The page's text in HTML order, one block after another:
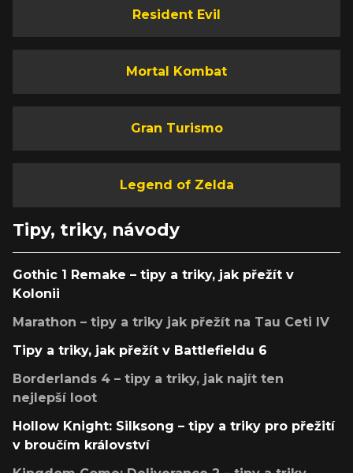
Resident Evil
Mortal Kombat
Gran Turismo
Legend of Zelda
Tipy, triky, návody
Gothic 1 Remake – tipy a triky, jak přežít v
Kolonii
Marathon – tipy a triky jak přežít na Tau Ceti IV
Tipy a triky, jak přežít v Battlefieldu 6
Borderlands 4 – tipy a triky, jak najít ten
nejlepší loot
Hollow Knight: Silksong – tipy a triky pro přežití
v broučím království